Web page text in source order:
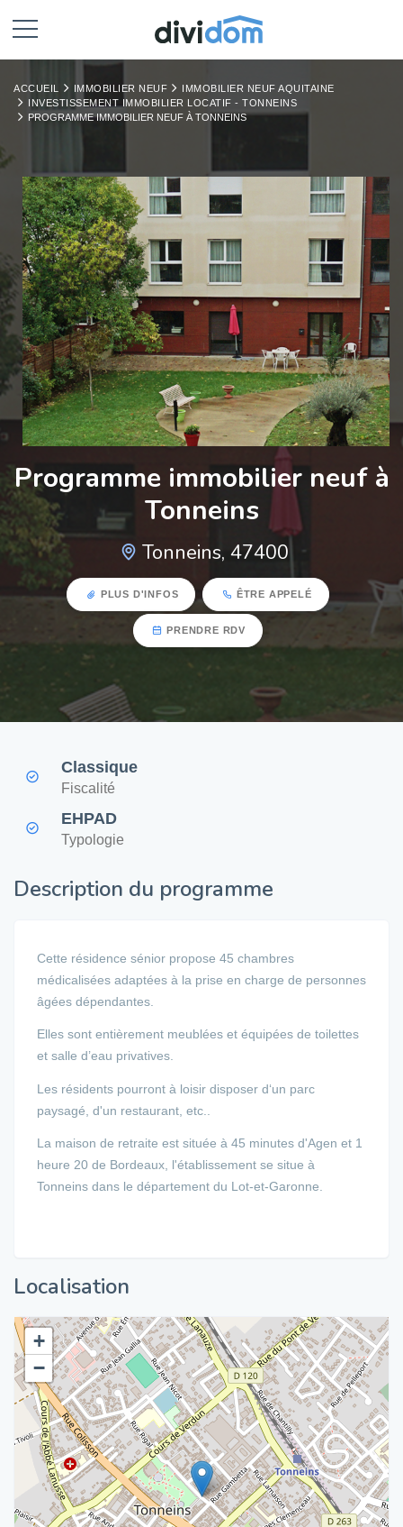
ACCUEIL IMMOBILIER NEUF
IMMOBILIER NEUF AQUITAINE
INVESTISSEMENT IMMOBILIER LOCATIF - TONNEINS
PROGRAMME IMMOBILIER NEUF À TONNEINS
Programme immobilier neuf à
Tonneins
Tonneins, 47400
PLUS D'INFOS ÊTRE APPELÉ
PRENDRE RDV
Classique
Fiscalité
EHPAD
Typologie
Description du programme
Cette résidence sénior propose 45 chambres
médicalisées adaptées à la prise en charge de personnes
âgées dépendantes.
Elles sont entièrement meublées et équipées de toilettes
et salle d’eau privatives.
Les résidents pourront à loisir disposer d‘un parc
paysagé, d'un restaurant, etc..
La maison de retraite est située à 45 minutes d'Agen et 1
heure 20 de Bordeaux, l'établissement se situe à
Tonneins dans le département du Lot-et-Garonne.
Localisation
+
−